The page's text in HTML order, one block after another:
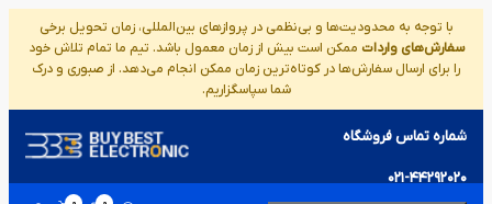
با توجه به محدودیت‌ها و بی‌نظمی در پروازهای بین‌المللی، زمان تحویل برخی
سفارش‌های واردات ممکن است بیش از زمان معمول باشد. تیم ما تمام تلاش خود
را برای ارسال سفارش‌ها در کوتاه‌ترین زمان ممکن انجام می‌دهد. از صبوری و درک
شما سپاسگزاریم.
شماره تماس فروشگاه
021-44292020